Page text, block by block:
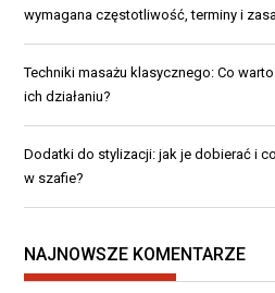
wymagana częstotliwość, terminy i
Techniki masażu klasycznego: Co
ich działaniu?
Dodatki do stylizacji: jak je dobierać i
w szafie?
NAJNOWSZE KOMENTARZE